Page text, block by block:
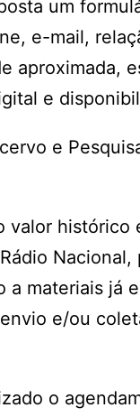
um
e-mail,
aproximada,
e
e
valor
a materiais já
e/ou
o